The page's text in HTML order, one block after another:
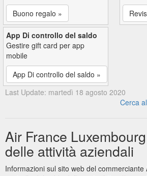
Buono regalo »
App Di controllo del saldo
Gestire gift card per app
mobile
App Di controllo del saldo »
Last Update: martedì 18 agosto 2020
Cerca
Air France
delle attività aziendali
Informazioni sul sito web del